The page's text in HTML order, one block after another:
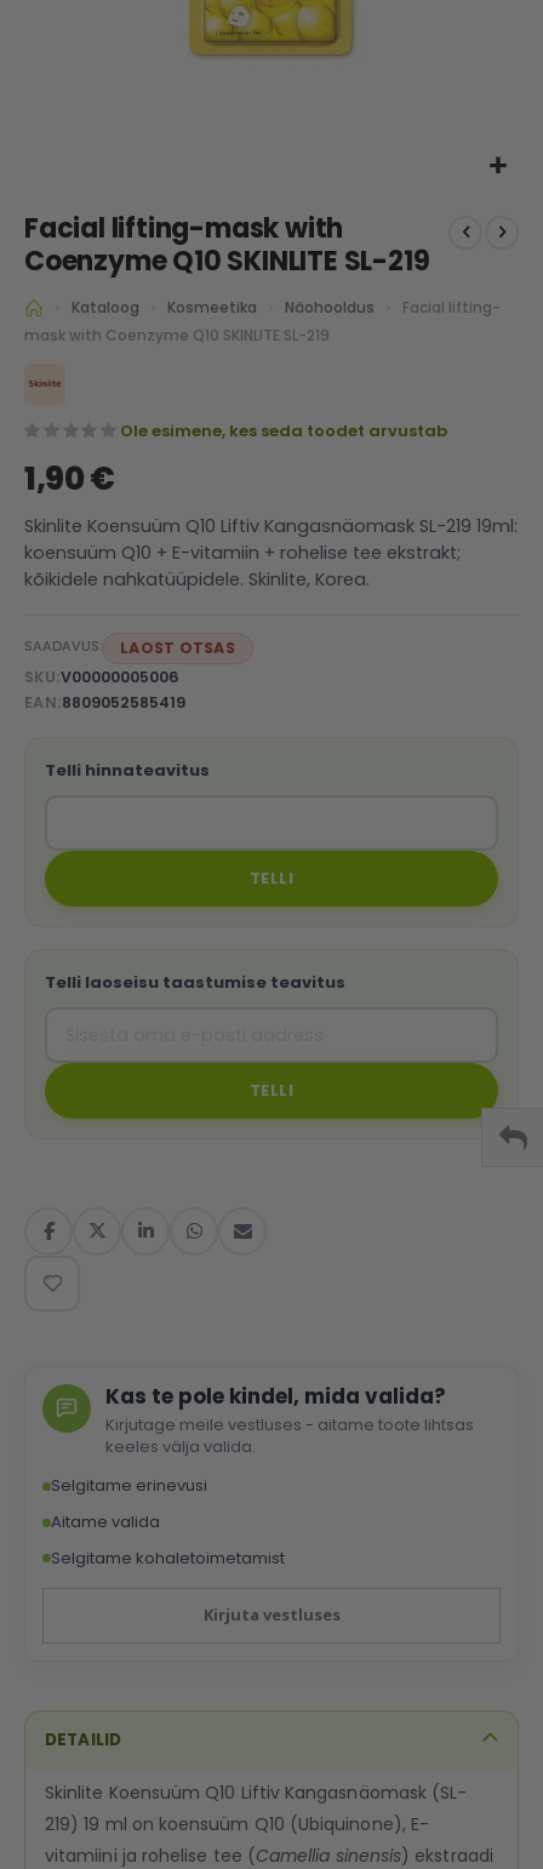
to
the
beginning
of
the
gallery
Facial lifting-mask with
Coenzyme Q10 SKINLITE SL-219
Kataloog Kosmeetika Näohooldus
Facial lifting-
mask with Coenzyme Q10 SKINLITE SL-219
Ole esimene, kes seda toodet arvustab
1,90 €
Skinlite Koensuüm Q10 Liftiv Kangasnäomask SL-219 19ml:
koensuüm Q10 + E-vitamiin + rohelise tee ekstrakt;
kõikidele nahkatüüpidele. Skinlite, Korea.
SAADAVUS:
LAOST OTSAS
SKU V00000005006
EAN 8809052585419
Telli hinnateavitus
TELLI
Telli laoseisu taastumise teavitus
TELLI
Kas te pole kindel, mida valida?
Kirjutage meile vestluses - aitame toote lihtsas
keeles välja valida.
Selgitame erinevusi
Aitame valida
Selgitame kohaletoimetamist
Kirjuta vestluses
DETAILID
Skinlite Koensuüm Q10 Liftiv Kangasnäomask (SL-
219) 19 ml on koensuüm Q10 (Ubiquinone), E-
vitamiini ja rohelise tee (Camellia sinensis) ekstraadi